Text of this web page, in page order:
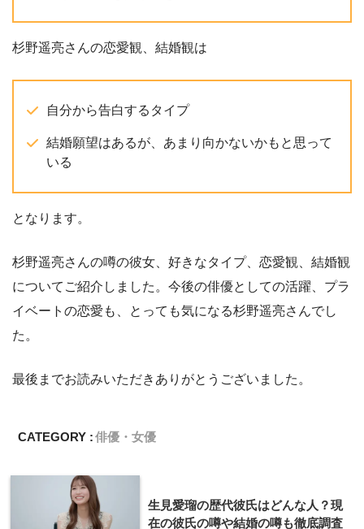
杉野遥亮さんの恋愛観、結婚観は
自分から告白するタイプ
結婚願望はあるが、あまり向かないかもと思って
いる
となります。
杉野遥亮さんの噂の彼女、好きなタイプ、恋愛観、結婚観
についてご紹介しました。今後の俳優としての活躍、プラ
イベートの恋愛も、とっても気になる杉野遥亮さんでし
た。
最後までお読みいただきありがとうございました。
CATEGORY :俳優・女優
生見愛瑠の歴代彼氏はどんな人？現
在の彼氏の噂や結婚の噂も徹底調査